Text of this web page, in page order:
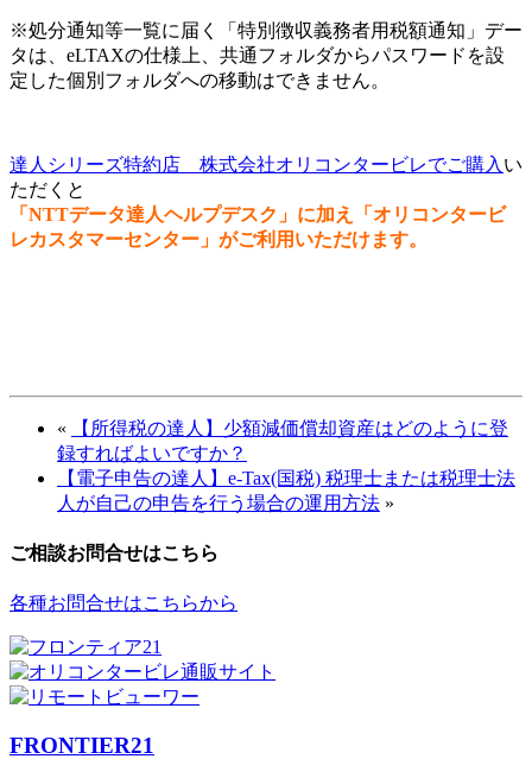
※処分通知等一覧に届く「特別徴収義務者用税額通知」デー
タは、eLTAXの仕様上、共通フォルダからパスワードを設
定した個別フォルダへの移動はできません。
達人シリーズ特約店 株式会社オリコンタービレでご購入 い
ただくと
「NTTデータ達人ヘルプデスク」に加え「オリコンタービ
レカスタマーセンター」がご利用いただけます。
«
【所得税の達人】少額減価償却資産はどのように登
録すればよいですか？
【電子申告の達人】e-Tax(国税) 税理士または税理士法
人が自己の申告を行う場合の運用方法 »
ご相談お問合せはこちら
各種お問合せはこちらから
FRONTIER21